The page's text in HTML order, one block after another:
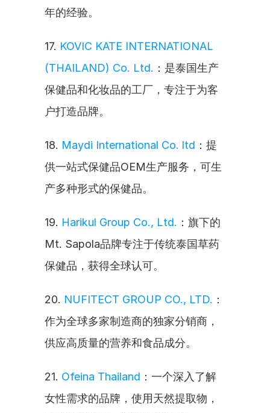
年的经验。
17. KOVIC KATE INTERNATIONAL
(THAILAND) Co. Ltd. ：是泰国生产
保健品和化妆品的工厂，专注于为客
户打造品牌。
18. Maydi International Co. ltd ：提
供一站式保健品OEM生产服务，可生
产多种形式的保健品。
19. Harikul Group Co., Ltd. ：旗下的
Mt. Sapola品牌专注于传统泰国草药
保健品，获得全球认可。
20. NUFITECT GROUP CO., LTD. ：
作为全球多家制造商的独家分销商，
供应高质量的营养和食品成分。
21. Ofeina Thailand ：一个深入了解
女性需求的品牌，使用天然提取物，